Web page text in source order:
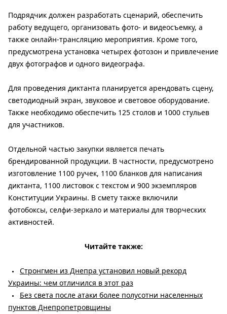
Подрядчик должен разработать сценарий, обеспечить
работу ведущего, организовать фото- и видеосъемку, а
также онлайн-трансляцию мероприятия. Кроме того,
предусмотрена установка четырех фотозон и привлечение
двух фотографов и одного видеографа.
Для проведения диктанта планируется арендовать сцену,
светодиодный экран, звуковое и световое оборудование.
Также необходимо обеспечить 125 столов и 1000 стульев
для участников.
Отдельной частью закупки является печать
брендированной продукции. В частности, предусмотрено
изготовление 1100 ручек, 1100 бланков для написания
диктанта, 1100 листовок с текстом и 900 экземпляров
Конституции Украины. В смету также включили
фотобоксы, селфи-зеркало и материалы для творческих
активностей.
Читайте также:
Стронгмен из Днепра установил новый рекорд
Украины: чем отличился в этот раз
Без света после атаки более полусотни населенных
пунктов Днепропетровщины